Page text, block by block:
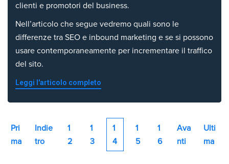
clienti e promotori del business.
Nell’articolo che segue vedremo quali sono le
differenze tra SEO e inbound marketing e se si possono
usare contemporaneamente per incrementare il traffico
del sito.
Leggi l'articolo completo
Pri
ma
Indie
tro
1
2
1
3
1
4
1
5
1
6
Ava
nti
Ulti
ma